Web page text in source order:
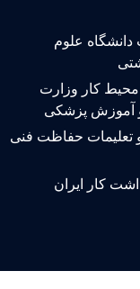
علوم
کار وزارت
آموزش پزشکی
تعلیمات حفاظت فنی
کار ایران